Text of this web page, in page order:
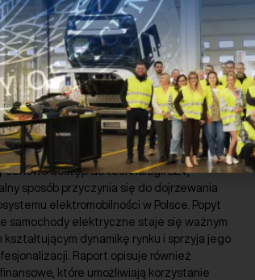
przygotowana przez VWFS i PSNM opisuje
samochodów elektrycznych. Nabywcy
dostrzegają w nim szansę na bardziej
cenowo dostęp do technologii BEV,
sposób przyczynia się do dojrzewania
elektromobilności w Polsce. Popyt
samochody elektryczne staje się ważnym
kształtującym dynamikę rynku i sprzyja jego
Raport opisuje również
które umożliwiają korzystanie